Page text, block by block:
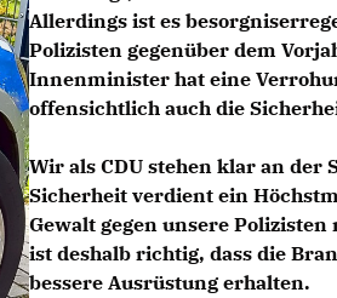
Allerdings ist es
Polizisten gegenüber dem
Innenminister hat eine
offensichtlich auch die
Wir als CDU stehen klar an
Sicherheit verdient ein
Gewalt gegen unsere
ist deshalb richtig, dass die
bessere Ausrüstung erhalten.